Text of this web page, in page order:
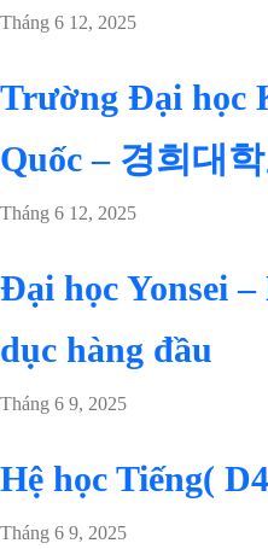
Tháng 6 12, 2025
Trường Đại học
Quốc – 경희대
Tháng 6 12, 2025
Đại học Yonsei
dục hàng đầu
Tháng 6 9, 2025
Hệ học Tiếng(
Tháng 6 9, 2025